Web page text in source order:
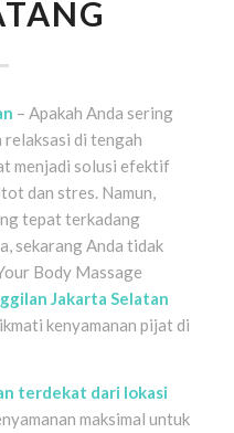
– Apakah Anda sering
relaksasi di tengah
menjadi solusi efektif
dan stres. Namun,
tepat terkadang
sekarang Anda tidak
Body Massage
Jakarta Selatan
kenyamanan pijat di
terdekat dari lokasi
maksimal untuk